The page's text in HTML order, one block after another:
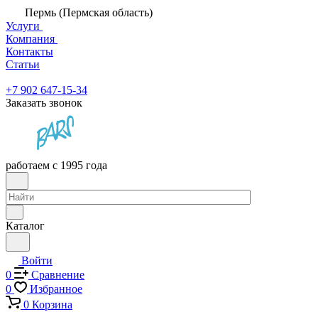
Пермь (Пермская область)
Услуги
Компания
Контакты
Статьи
+7 902 647-15-34
Заказать звонок
работаем с 1995 года
Каталог
Войти
0
Сравнение
0
Избранное
0 Корзина